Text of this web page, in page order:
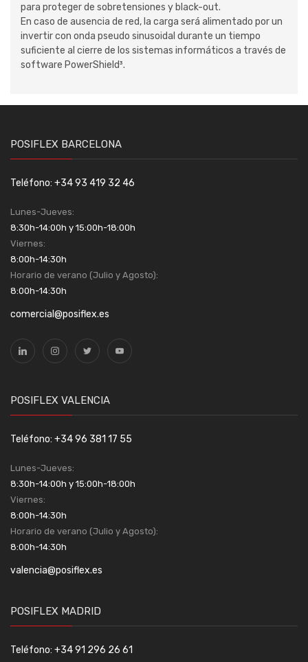
para proteger de sobretensiones y black-out.
En caso de ausencia de red, la carga será alimentado por un
invertir con onda pseudo sinusoidal durante un tiempo
suficiente al cierre de los sistemas informáticos a través de
software PowerShield³.
POSIFLEX BARCELONA
Teléfono: +34 93 419 32 46
Lunes-Jueves:
8:30h-14:00h y 15:00h-18:00h
Viernes:
8:00h-14:30h
Horario de verano (Julio y Agosto):
8:00h-14:30h
comercial@posiflex.es
POSIFLEX VALENCIA
Teléfono: +34 96 381 17 55
Lunes-Jueves:
8:30h-14:00h y 15:00h-18:00h
Viernes:
8:00h-14:30h
Horario de verano (Julio y Agosto):
8:00h-14:30h
valencia@posiflex.es
POSIFLEX MADRID
Teléfono: +34 91 296 26 61